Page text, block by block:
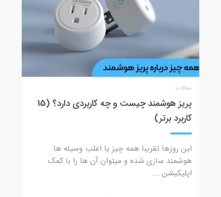
مقالات
پریز هوشمند چیست و چه کاربردی دارد؟ (15
کاربرد برتر)
این روزها تقریبا همه چیز یا اغلب وسیله ها
هوشمند سازی شده و میتوان آن ها را با کمک
اپلیکیشن ...